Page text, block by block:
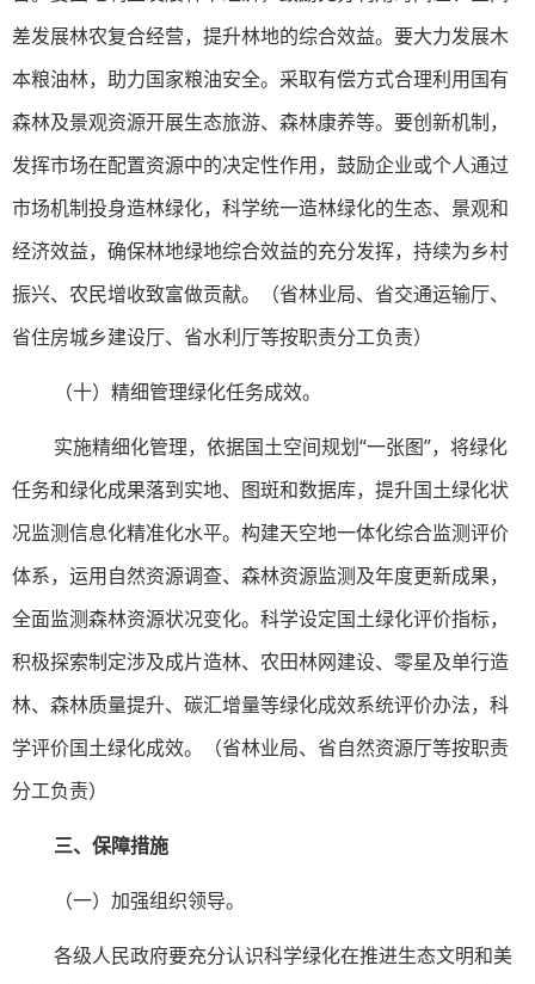
差发展林农复合经营，提升林地的综合效益。要大力发展木
本粮油林，助力国家粮油安全。采取有偿方式合理利用国有
森林及景观资源开展生态旅游、森林康养等。要创新机制，
发挥市场在配置资源中的决定性作用，鼓励企业或个人通过
市场机制投身造林绿化，科学统一造林绿化的生态、景观和
经济效益，确保林地绿地综合效益的充分发挥，持续为乡村
振兴、农民增收致富做贡献。（省林业局、省交通运输厅、
省住房城乡建设厅、省水利厅等按职责分工负责）
（十）精细管理绿化任务成效。
实施精细化管理，依据国土空间规划“一张图”，将绿化
任务和绿化成果落到实地、图斑和数据库，提升国土绿化状
况监测信息化精准化水平。构建天空地一体化综合监测评价
体系，运用自然资源调查、森林资源监测及年度更新成果，
全面监测森林资源状况变化。科学设定国土绿化评价指标，
积极探索制定涉及成片造林、农田林网建设、零星及单行造
林、森林质量提升、碳汇增量等绿化成效系统评价办法，科
学评价国土绿化成效。（省林业局、省自然资源厅等按职责
分工负责）
三、保障措施
（一）加强组织领导。
各级人民政府要充分认识科学绿化在推进生态文明和美